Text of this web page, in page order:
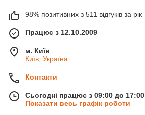
98% позитивних з 511 відгуків за рік
Працює з 12.10.2009
м. Київ
Київ, Україна
Контакти
Сьогодні працює з 09:00 до 17:00
Показати весь графік роботи